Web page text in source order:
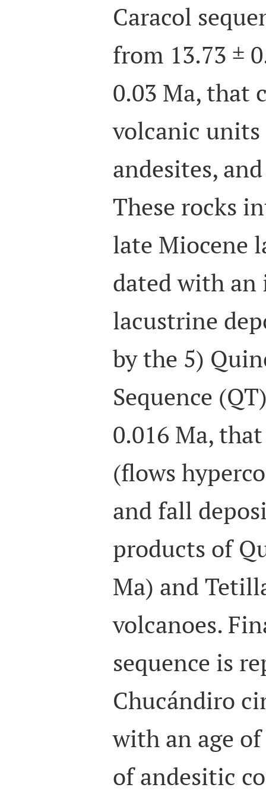
Caracol
from 13.73 ±
0.03 Ma, that
volcanic units
andesites,
These rocks
late Miocene
dated with an
lacustrine
by the 5)
Sequence
0.016 Ma,
(flows
and fall
products of
Ma) and
volcanoes.
sequence is
Chucándiro
with an age of
of andesitic